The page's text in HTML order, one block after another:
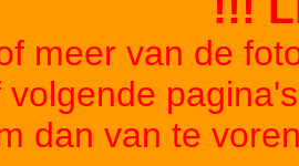
meer van de
volgende
dan van te